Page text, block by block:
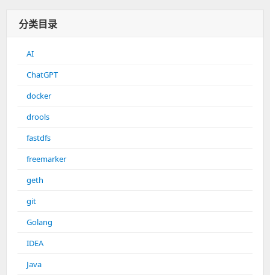
分类目录
AI
ChatGPT
docker
drools
fastdfs
freemarker
geth
git
Golang
IDEA
Java